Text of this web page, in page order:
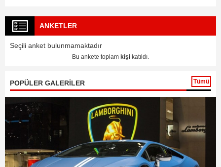
ANKETLER
Seçili anket bulunmamaktadır
Bu ankete toplam kişi katıldı.
POPÜLER GALERİLER Tümü